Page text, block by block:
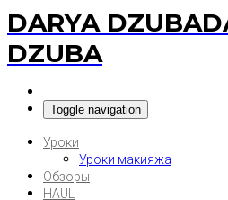
DARYA DZUBA
DZUBA
Toggle navigation
Уроки
Уроки макияжа
Обзоры
HAUL